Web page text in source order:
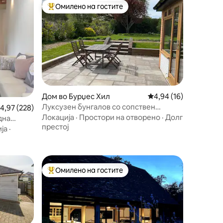
гостите“
оцена: 4,97 од 5, 228 рецензии
4,97 (228)
·
Меѓу најуспешните „Омилени на гостите“
Омилено на гостите
Дом во Бурџес Хил Просечна оцена:
4,94 (16)
Луксузен бунгалов со сопствен
апартман
Локација · Простори на отворено · Долг
престој
Меѓу најуспешните „Омилени на гостите“
Омилено на гостите